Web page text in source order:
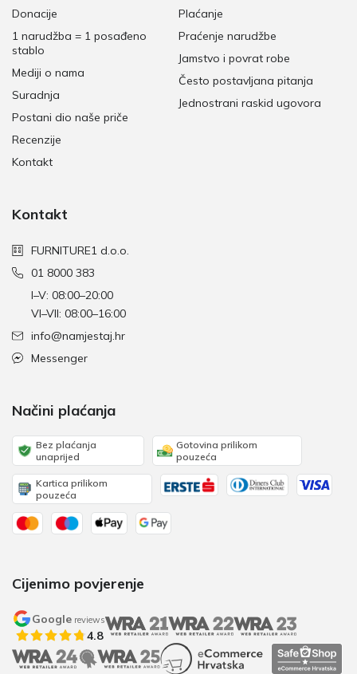
Donacije
1 narudžba = 1 posađeno
stablo
Mediji o nama
Suradnja
Postani dio naše priče
Recenzije
Kontakt
Plaćanje
Praćenje narudžbe
Jamstvo i povrat robe
Često postavljana pitanja
Jednostrani raskid ugovora
Kontakt
FURNITURE1 d.o.o.
01 8000 383
I–V: 08:00–20:00
VI–VII: 08:00–16:00
info@namjestaj.hr
Messenger
Načini plaćanja
Bez plaćanja
unaprijed
Gotovina prilikom
pouzeća
Kartica prilikom
pouzeća
Cijenimo povjerenje
Google reviews
4.8